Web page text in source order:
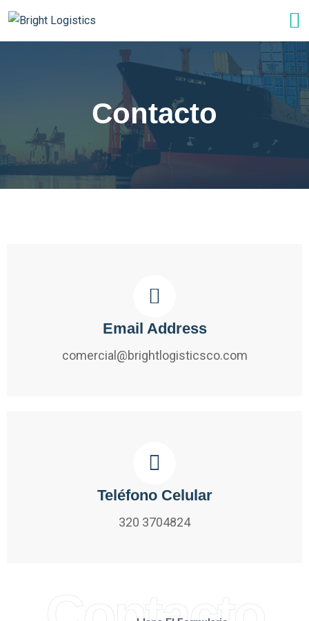
Contacto
Email Address
comercial@brightlogisticsco.com
Teléfono Celular
320 3704824